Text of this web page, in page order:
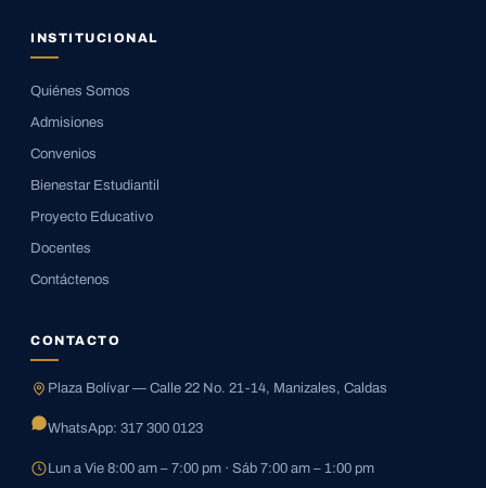
INSTITUCIONAL
Quiénes Somos
Admisiones
Convenios
Bienestar Estudiantil
Proyecto Educativo
Docentes
Contáctenos
CONTACTO
Plaza Bolívar — Calle 22 No. 21-14, Manizales, Caldas
WhatsApp: 317 300 0123
Lun a Vie 8:00 am – 7:00 pm · Sáb 7:00 am – 1:00 pm